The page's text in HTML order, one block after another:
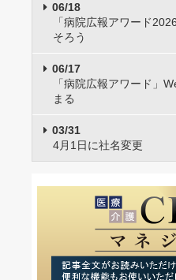
06/18
「病院広報アワード
そろう
06/17
「病院広報アワード」
まる
03/31
4月1日に社名変更